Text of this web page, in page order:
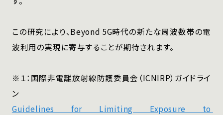
この研究により、Beyond 5G時代の新たな周波数帯の電
波利用の実現に寄与することが期待されます。
※１：国際非電離放射線防護委員会（ICNIRP）ガイドライ
ン
Guidelines for Limiting Exposure to